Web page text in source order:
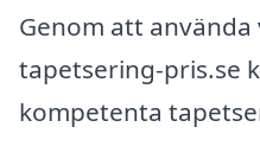
Genom att
tapetsering-pris.se
kompetenta